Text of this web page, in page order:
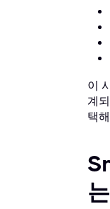
이
계
택